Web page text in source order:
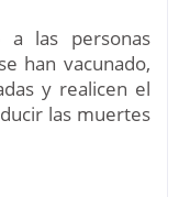
las personas
han vacunado,
y realicen el
las muertes